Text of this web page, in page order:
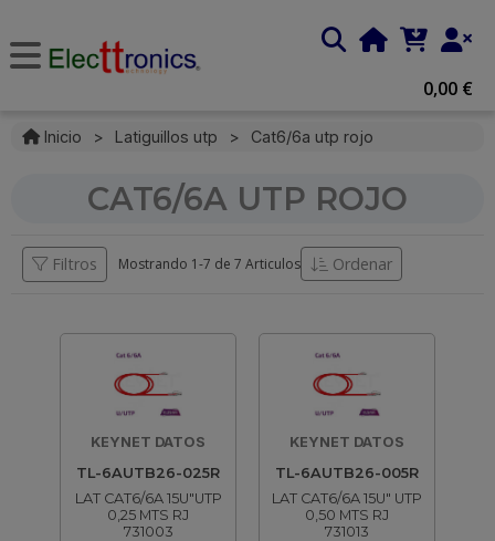
0,00 €
Inicio > Latiguillos utp > Cat6/6a utp rojo
CAT6/6A UTP ROJO
Filtros Mostrando 1-7 de 7 Articulos Ordenar
KEYNET DATOS
TL-6AUTB26-025R
LAT CAT6/6A 15U"UTP
0,25 MTS RJ
731003
KEYNET DATOS
TL-6AUTB26-005R
LAT CAT6/6A 15U" UTP
0,50 MTS RJ
731013